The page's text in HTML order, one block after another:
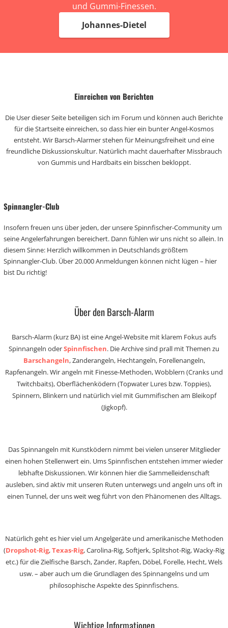
und Gummi-Finessen.
Johannes-Dietel
Einreichen von Berichten
Die User dieser Seite beteiligen sich im Forum und können auch Berichte
für die Startseite einreichen, so dass hier ein bunter Angel-Kosmos
entsteht. Wir Barsch-Alarmer stehen für Meinungsfreiheit und eine
freundliche Diskussionskultur. Natürlich macht dauerhafter Missbrauch
von Gummis und Hardbaits ein bisschen bekloppt.
Spinnangler-Club
Insofern freuen uns über jeden, der unsere Spinnfischer-Community um
seine Angelerfahrungen bereichert. Dann fühlen wir uns nicht so allein. In
diesem Sinne: Herzlich willkommen in Deutschlands größtem
Spinnangler-Club. Über 20.000 Anmeldungen können nicht lügen – hier
bist Du richtig!
Über den Barsch-Alarm
Barsch-Alarm (kurz BA) ist eine Angel-Website mit klarem Fokus aufs
Spinnangeln oderSpinnfischen. Die Archive sind prall mit Themen zu
Barschangeln, Zanderangeln, Hechtangeln, Forellenangeln,
Rapfenangeln. Wir angeln mit Finesse-Methoden, Wobblern (Cranks und
Twitchbaits), Oberflächenködern (Topwater Lures bzw. Toppies),
Spinnern, Blinkern und natürlich viel mit Gummifischen am Bleikopf
(Jigkopf).
Das Spinnangeln mit Kunstködern nimmt bei vielen unserer Mitglieder
einen hohen Stellenwert ein. Ums Spinnfischen entstehen immer wieder
lebhafte Diskussionen. Wir können hier die Sammelleidenschaft
ausleben, sind aktiv mit unseren Ruten unterwegs und angeln uns oft in
einen Tunnel, der uns weit weg führt von den Phänomenen des Alltags.
Natürlich geht es hier viel um Angelgeräte und amerikanische Methoden
(Dropshot-Rig,Texas-Rig, Carolina-Rig, Softjerk, Splitshot-Rig, Wacky-Rig
etc.) für die Zielfische Barsch, Zander, Rapfen, Döbel, Forelle, Hecht, Wels
usw. – aber auch um die Grundlagen des Spinnangelns und um
philosophische Aspekte des Spinnfischens.